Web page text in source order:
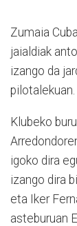
Zumaia
jaialdiak
izango da
pilotalekuan.
Klubeko
igoko dira
izango dira
eta Iker
asteburuan